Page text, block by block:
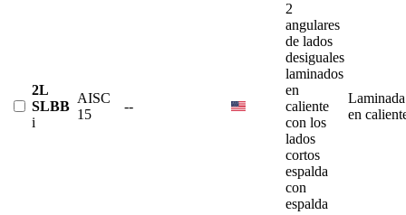
2L
SLBB
i
AISC
15
--
2
angulares
de lados
desiguales
laminados
en
caliente
con los
lados
cortos
espalda
con
espalda
Laminada
en